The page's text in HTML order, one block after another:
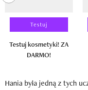
Testuj
Testuj kosmetyki! ZA
DARMO!
Hania była jedną z tych